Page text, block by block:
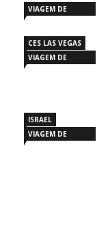
VIAGEM DE
CES LAS VEGAS
VIAGEM DE
ISRAEL
VIAGEM DE